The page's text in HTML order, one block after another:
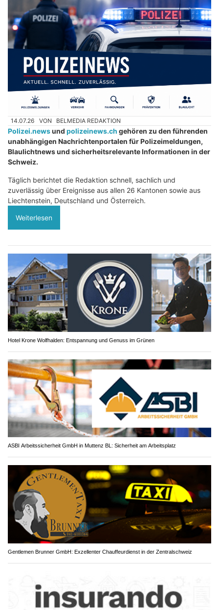
14.07.26 VON BELMEDIA REDAKTION
Polizei.newsund polizeinews.ch gehören zu den führenden
unabhängigen Nachrichtenportalen für Polizeimeldungen,
Blaulichtnews und sicherheitsrelevante Informationen in der
Schweiz.
Täglich berichtet die Redaktion schnell, sachlich und
zuverlässig über Ereignisse aus allen 26 Kantonen sowie aus
Liechtenstein, Deutschland und Österreich.
Weiterlesen
Hotel Krone Wolfhalden: Entspannung und Genuss im Grünen
ASBI Arbeitssicherheit GmbH in Muttenz BL: Sicherheit am Arbeitsplatz
Gentlemen Brunner GmbH: Exzellenter Chauffeurdienst in der Zentralschweiz